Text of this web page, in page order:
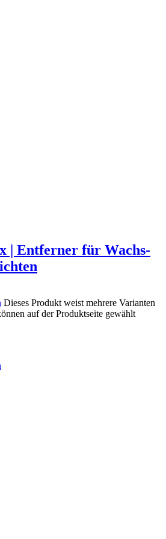
| Entferner für Wachs-
Dieses Produkt weist mehrere Varianten
auf der Produktseite gewählt